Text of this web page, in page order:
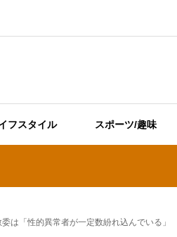
フスタイル スポーツ/趣味
「性的異常者が一定数紛れ込んでいる」